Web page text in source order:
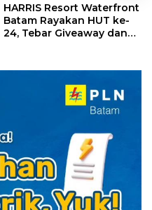
HARRIS Resort Waterfront
Batam Rayakan HUT ke-
24, Tebar Giveaway dan